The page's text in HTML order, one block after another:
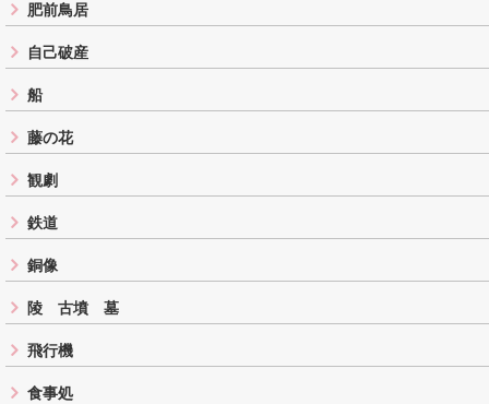
肥前鳥居
自己破産
船
藤の花
観劇
鉄道
銅像
陵 古墳 墓
飛行機
食事処